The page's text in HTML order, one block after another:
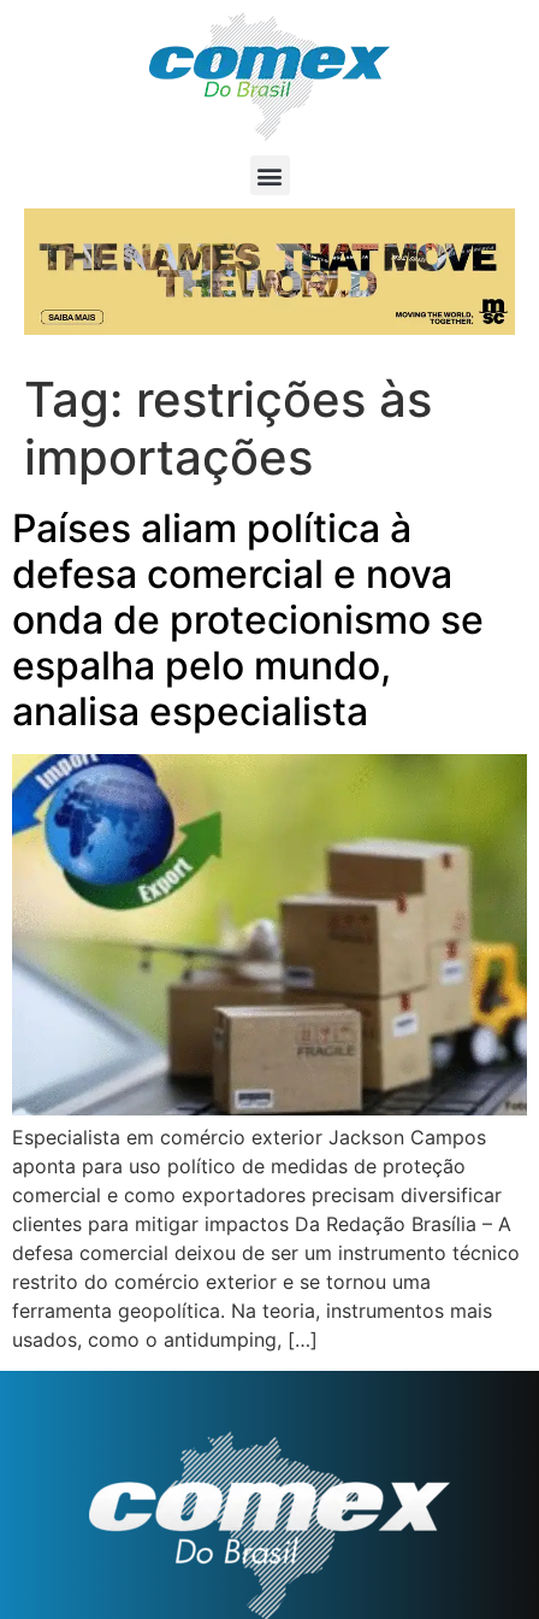
Tag: restrições às
importações
Países aliam política à
defesa comercial e nova
onda de protecionismo se
espalha pelo mundo,
analisa especialista
Especialista em comércio exterior Jackson Campos
aponta para uso político de medidas de proteção
comercial e como exportadores precisam diversificar
clientes para mitigar impactos Da Redação Brasília – A
defesa comercial deixou de ser um instrumento técnico
restrito do comércio exterior e se tornou uma
ferramenta geopolítica. Na teoria, instrumentos mais
usados, como o antidumping, […]